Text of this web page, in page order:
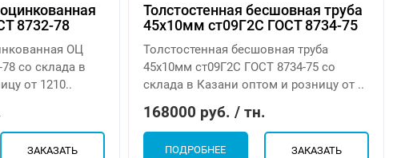
8732-78
ОЦ
со склада в
от 1210..
ЗАКАЗАТЬ
Толстостенная бесшовная труба
45х10мм ст09Г2С ГОСТ 8734-75
Толстостенная бесшовная труба
45х10мм ст09Г2С ГОСТ 8734-75 со
склада в Казани оптом и розницу от ..
168000 руб. / тн.
ПОДРОБНЕЕ ЗАКАЗАТЬ